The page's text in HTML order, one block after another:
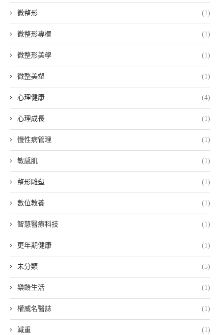
微整形 (1)
微整形專欄 (1)
微整形美學 (1)
微整美塑 (1)
心理健康 (4)
心理成長 (1)
慢性病管理 (1)
敏感肌 (1)
整形雕塑 (1)
數位教養 (1)
智慧醫療科技 (1)
更年期健康 (1)
未分類 (5)
樂齡生活 (1)
權威名醫誌 (1)
減重 (1)